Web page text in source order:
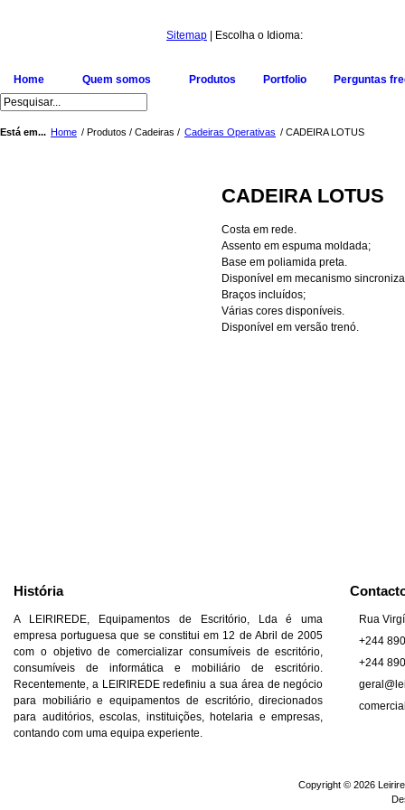
Sitemap | Escolha o Idioma:
Home Quem somos Produtos Portfolio Perguntas
Está em... Home / Produtos / Cadeiras / Cadeiras Operativas / CADEIRA LOTUS
CADEIRA LOTUS
Costa em rede.
Assento em espuma moldada;
Base em poliamida preta.
Disponível em mecanismo
Braços incluídos;
Várias cores disponíveis.
Disponível em versão trenó.
História
A LEIRIREDE, Equipamentos de Escritório, Lda é uma
empresa portuguesa que se constitui em 12 de Abril de 2005
com o objetivo de comercializar consumíveis de escritório,
consumíveis de informática e mobiliário de escritório.
Recentemente, a LEIRIREDE redefiniu a sua área de negócio
para mobiliário e equipamentos de escritório, direcionados
para auditórios, escolas, instituições, hotelaria e empresas,
contando com uma equipa experiente.
Rua
+244
+244
Copyright © 2026